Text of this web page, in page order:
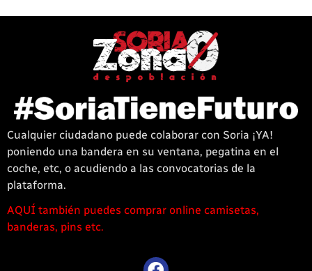
Cualquier ciudadano puede colaborar con Soria ¡YA!
poniendo una bandera en su ventana, pegatina en el
coche, etc, o acudiendo a las convocatorias de la
plataforma.
1win
casino
AQUÍ también puedes comprar online camisetas,
banderas, pins etc.